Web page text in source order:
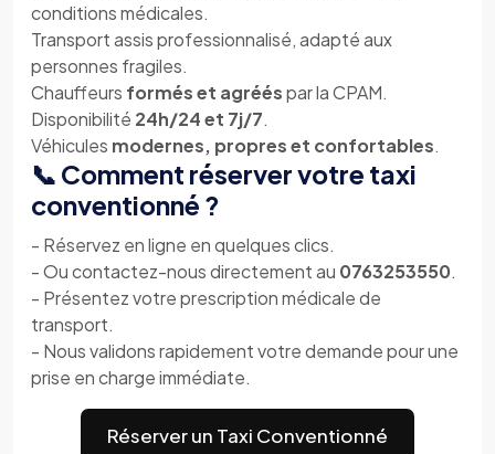
conditions médicales.
Transport assis professionnalisé, adapté aux
personnes fragiles.
Chauffeurs formés et agrééspar la CPAM.
Disponibilité 24h/24 et 7j/7.
Véhicules modernes, propres et confortables.
📞 Comment réserver votre taxi
conventionné ?
- Réservez en ligne en quelques clics.
- Ou contactez-nous directement au 0763253550.
- Présentez votre prescription médicale de
transport.
- Nous validons rapidement votre demande pour une
prise en charge immédiate.
Réserver un Taxi Conventionné